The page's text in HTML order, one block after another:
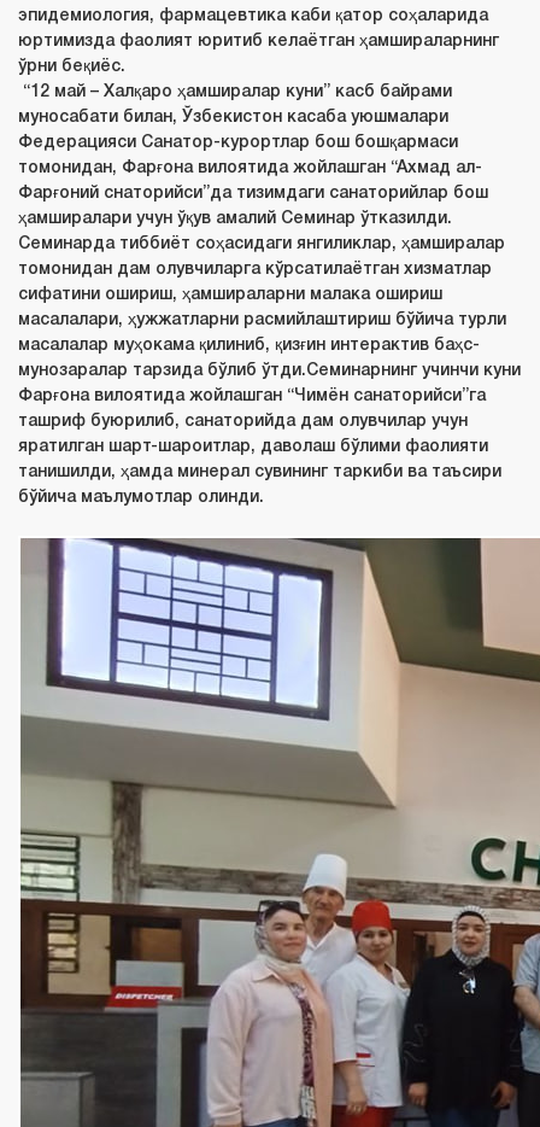
эпидемиология, фармацевтика каби қатор соҳаларида
юртимизда фаолият юритиб келаётган ҳамшираларнинг
ўрни беқиёс.
“12 май – Халқаро ҳамширалар куни” касб байрами
муносабати билан, Ўзбекистон касаба уюшмалари
Федерацияси Санатор-курортлар бош бошқармаси
томонидан, Фарғона вилоятида жойлашган “Ахмад ал-
Фарғоний снаторийси”да тизимдаги санаторийлар бош
ҳамширалари учун ўқув амалий Семинар ўтказилди.
Семинарда тиббиёт соҳасидаги янгиликлар, ҳамширалар
томонидан дам олувчиларга кўрсатилаётган хизматлар
сифатини ошириш, ҳамшираларни малака ошириш
масалалари, ҳужжатларни расмийлаштириш бўйича турли
масалалар муҳокама қилиниб, қизғин интерактив баҳс-
мунозаралар тарзида бўлиб ўтди.Семинарнинг учинчи куни
Фарғона вилоятида жойлашган “Чимён санаторийси”га
ташриф буюрилиб, санаторийда дам олувчилар учун
яратилган шарт-шароитлар, даволаш бўлими фаолияти
танишилди, ҳамда минерал сувининг таркиби ва таъсири
бўйича маълумотлар олинди.